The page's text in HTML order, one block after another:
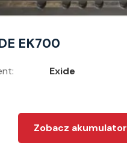
EK700
Exide
Zobacz akumulator